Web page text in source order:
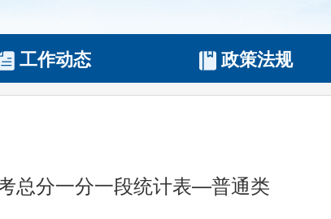
工作动态 政策法规
总分一分一段统计表—普通类